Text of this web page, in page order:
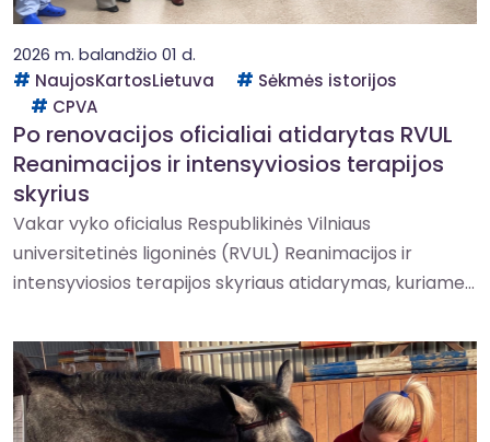
2026 m. balandžio 01 d.
NaujosKartosLietuva
Sėkmės istorijos
CPVA
Po renovacijos oficialiai atidarytas RVUL
Reanimacijos ir intensyviosios terapijos
skyrius
Vakar vyko oficialus Respublikinės Vilniaus
universitetinės ligoninės (RVUL) Reanimacijos ir
intensyviosios terapijos skyriaus atidarymas, kuriame...